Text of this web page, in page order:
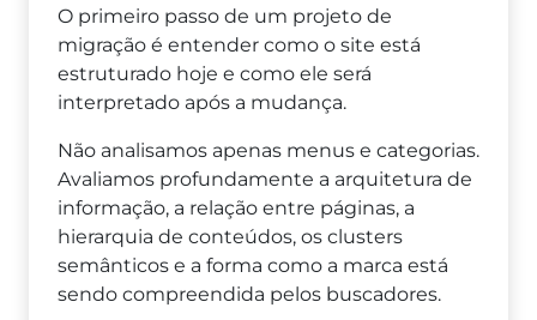
O primeiro passo de um projeto de
migração é entender como o site está
estruturado hoje e como ele será
interpretado após a mudança.
Não analisamos apenas menus e categorias.
Avaliamos profundamente a arquitetura de
informação, a relação entre páginas, a
hierarquia de conteúdos, os clusters
semânticos e a forma como a marca está
sendo compreendida pelos buscadores.